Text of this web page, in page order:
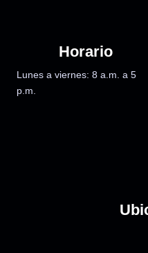
Horario
Lunes a viernes: 8 a.m. a 5
p.m.